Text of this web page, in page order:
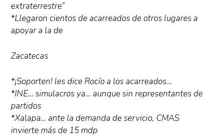
extraterrestre”
*Llegaron cientos de acarreados de otros lugares a
apoyar a la de
Zacatecas
*¡Soporten! les dice Rocío a los acarreados…
*INE… simulacros ya… aunque sin representantes de
partidos
*Xalapa… ante la demanda de servicio, CMAS
invierte más de 15 mdp